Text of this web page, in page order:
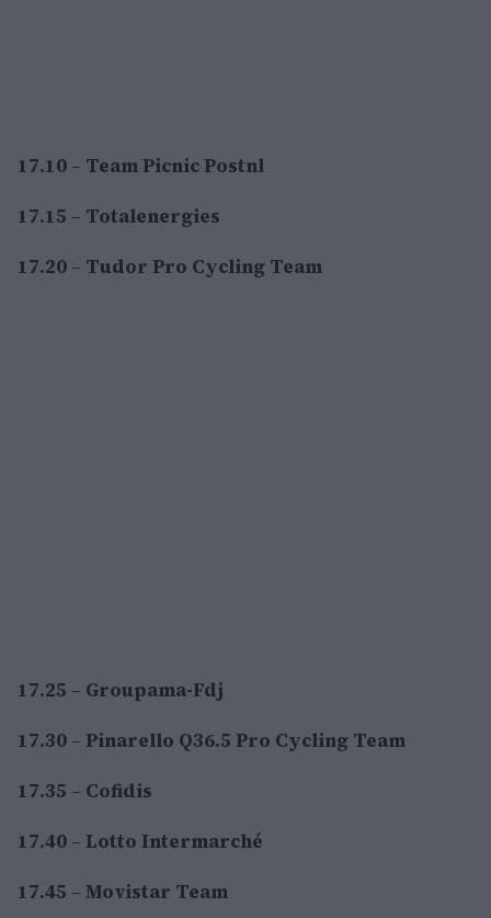
17.10 – Team Picnic Postnl
17.15 – Totalenergies
17.20 – Tudor Pro Cycling Team
17.25 – Groupama-Fdj
17.30 – Pinarello Q36.5 Pro Cycling Team
17.35 – Cofidis
17.40 – Lotto Intermarché
17.45 – Movistar Team